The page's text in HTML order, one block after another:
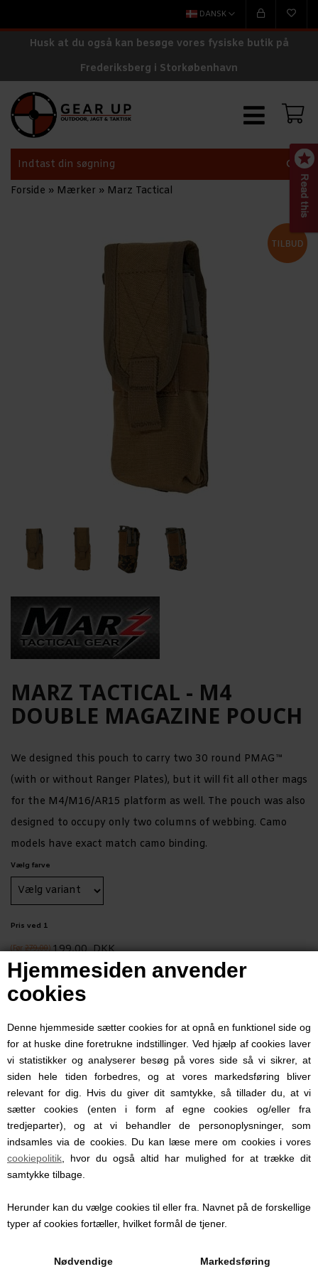
Hjemmesiden anvender
cookies
Denne hjemmeside sætter cookies for at opnå en funktionel side og
for at huske dine foretrukne indstillinger. Ved hjælp af cookies laver
vi statistikker og analyserer besøg på vores side så vi sikrer, at
siden hele tiden forbedres, og at vores markedsføring bliver
relevant for dig. Hvis du giver dit samtykke, så tillader du, at vi
sætter cookies (enten i form af egne cookies og/eller fra
tredjeparter), og at vi behandler de personoplysninger, som
indsamles via de cookies. Du kan læse mere om cookies i vores
cookiepolitik , hvor du også altid har mulighed for at trække dit
samtykke tilbage.
Herunder kan du vælge cookies til eller fra. Navnet på de forskellige
typer af cookies fortæller, hvilket formål de tjener.
Nødvendige Markedsføring
DANSK
Husk at du også kan besøge vores fysiske butik på
Frederiksberg i Storkøbenhavn
Forside » Mærker » Marz Tactical
MARZ TACTICAL - M4
DOUBLE MAGAZINE POUCH
We designed this pouch to carry two 30 round PMAG™
(with or without Ranger Plates), but it will fit all other mags
for the M4/M16/AR15 platform as well. The pouch was also
designed to occupy only two columns of webbing. Camo
models have exact match camo binding.
Vælg farve
Pris ved 1
(Før 279,00) 199,00 DKK
1-4 dage
Beskrivelse
Double M4 Magazine Pouch Specifics:
Grommet in bottom of pouch
Flap fully covers PMAG™ with Ranger Plates (or any other
M4 platform mags)
them for a speed reload. Elastic retains mag under
strenuous activity.